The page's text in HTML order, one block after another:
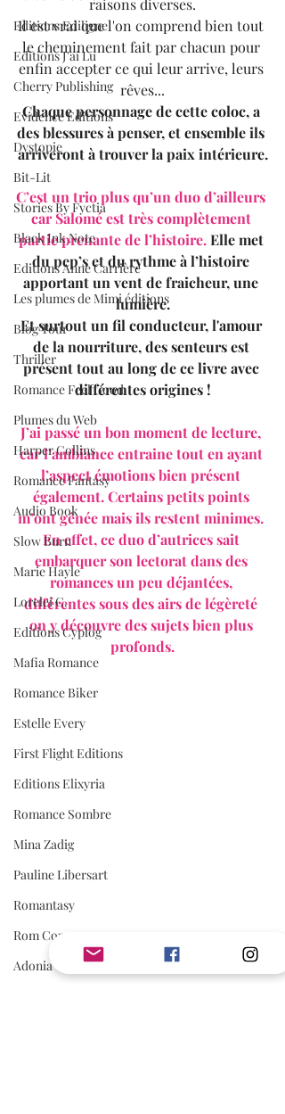
Editions Ediligne
Editions J'ai Lu
Cherry Publishing
Evidence Editions
Dystopie
Bit-Lit
Stories By Fyctia
Black Ink Note
Editions Anne Carrière
Les plumes de Mimi éditions
Blog Tour
Thriller
Romance Feel Good
Plumes du Web
Harper Collins
Romance Fantasy
Audio Book
Slow Burn
Marie Hayle
Lorelei C.
Editions Cyplog
Mafia Romance
Romance Biker
Estelle Every
First Flight Editions
Editions Elixyria
Romance Sombre
Mina Zadig
Pauline Libersart
Romantasy
Rom Com
Adonia
Il est vrai que l'on comprend bien tout
le cheminement fait par chacun pour
enfin accepter ce qui leur arrive, leurs
rêves...
Chaque personnage de cette coloc, a
des blessures à penser, et ensemble ils
arriveront à trouver la paix intérieure.
C’est un trio plus qu’un duo d’ailleurs
car Salomé est très complètement
partie prenante de l’histoire. Elle met
du pep’s et du rythme à l’histoire
apportant un vent de fraicheur, une
lumière.
Et surtout un fil conducteur, l'amour
de la nourriture, des senteurs est
présent tout au long de ce livre avec
différentes origines !
J’ai passé un bon moment de lecture,
car l’ambiance entraine tout en ayant
l’aspect émotions bien présent
également. Certains petits points
m’ont gênée mais ils restent minimes.
En effet, ce duo d’autrices sait
embarquer son lectorat dans des
romances un peu déjantées,
différentes sous des airs de légèreté
on y découvre des sujets bien plus
profonds.